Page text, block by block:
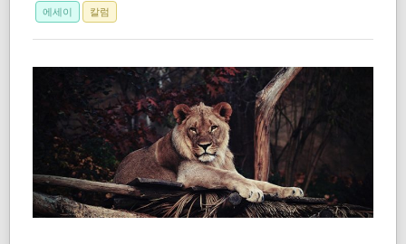
에세이 칼럼